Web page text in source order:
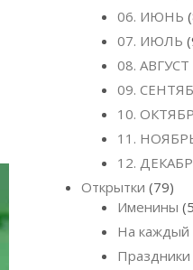
06. ИЮНЬ
07. ИЮЛЬ
08. АВГУСТ
09.
10.
11.
12.
Открытки (79)
Именины
На каждый
Праздники